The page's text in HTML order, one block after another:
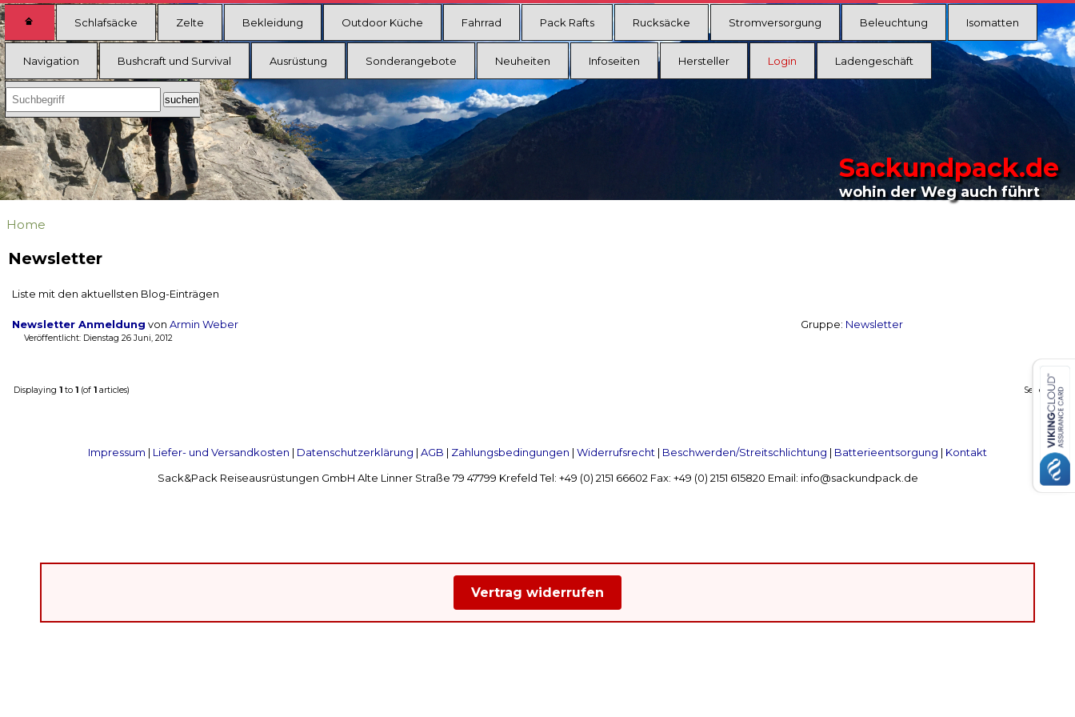
Schlafsäcke Zelte Bekleidung Outdoor Küche Fahrrad Pack Rafts Rucksäcke Stromversorgung Beleuchtung Isomatten
Navigation Bushcraft und Survival Ausrüstung Sonderangebote Neuheiten Infoseiten Hersteller Login Ladengeschäft
Sackundpack.de
wohin der Weg auch führt
Home
Newsletter
Liste mit den aktuellsten Blog-Einträgen
Newsletter Anmeldung von Armin Weber Gruppe: Newsletter
Veröffentlicht: Dienstag 26 Juni, 2012
Displaying 1 to 1 (of 1 articles) Seiten: 1
Impressum | Liefer- und Versandkosten | Datenschutzerklärung | AGB | Zahlungsbedingungen | Widerrufsrecht | Beschwerden/Streitschlichtung | Batterieentsorgung | Kontakt
Sack&Pack Reiseausrüstungen GmbH Alte Linner Straße 79 47799 Krefeld Tel: +49 (0) 2151 66602 Fax: +49 (0) 2151 615820 Email: info@sackundpack.de
Vertrag widerrufen